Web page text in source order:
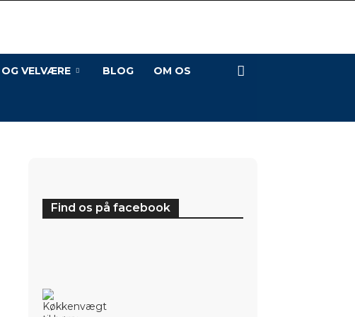
VELVÆRE BLOG OM OS
Find os på facebook